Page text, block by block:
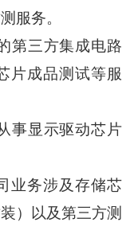
服务。
三方集成电路
片成品测试等服
事显示驱动芯片
务涉及存储芯
）以及第三方测